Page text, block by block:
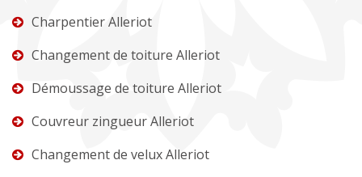
Charpentier Alleriot
Changement de toiture Alleriot
Démoussage de toiture Alleriot
Couvreur zingueur Alleriot
Changement de velux Alleriot